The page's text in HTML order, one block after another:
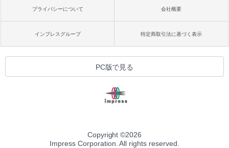
プライバシーについて 会社概要
インプレスグループ 特定商取引法に基づく表示
PC版で見る
Copyright ©2026
Impress Corporation. All rights reserved.